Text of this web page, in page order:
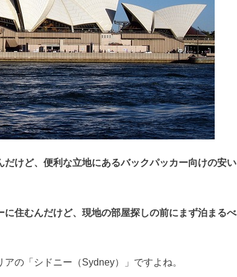
だけど、便利な立地にあるバックパッカー向けの安い
に住むんだけど、現地の部屋探しの前にまず泊まるべ
の「シドニー（Sydney）」ですよね。